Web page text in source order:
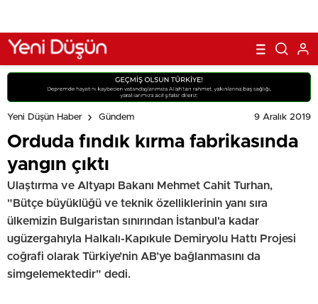
Yeni Düşün Haber Gündem 9 Aralık 2019
Orduda fındık kırma fabrikasında
yangın çıktı
Ulaştırma ve Altyapı Bakanı Mehmet Cahit Turhan,
"Bütçe büyüklüğü ve teknik özelliklerinin yanı sıra
ülkemizin Bulgaristan sınırından İstanbul'a kadar
ugüzergahıyla Halkalı-Kapıkule Demiryolu Hattı Projesi
coğrafi olarak Türkiye’nin AB’ye bağlanmasını da
simgelemektedir" dedi.